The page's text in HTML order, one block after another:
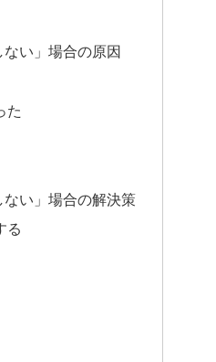
い」場合の原因
た
い」場合の解決策
る